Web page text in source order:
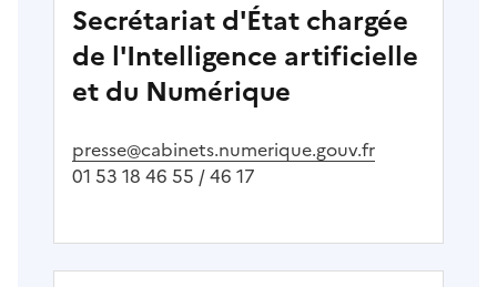
Secrétariat d'État chargée
de l'Intelligence artificielle
et du Numérique
presse@cabinets.numerique.gouv.fr
01 53 18 46 55 / 46 17